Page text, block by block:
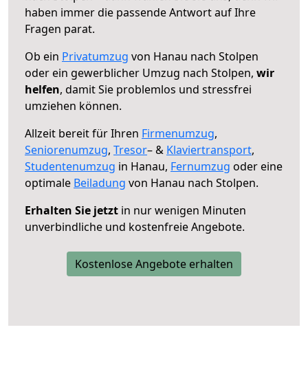
haben immer die passende Antwort auf Ihre
Fragen parat.
Ob ein Privatumzug von Hanau nach Stolpen
oder ein gewerblicher Umzug nach Stolpen, wir
helfen, damit Sie problemlos und stressfrei
umziehen können.
Allzeit bereit für Ihren Firmenumzug,
Seniorenumzug, Tresor– & Klaviertransport,
Studentenumzug in Hanau, Fernumzug oder eine
optimale Beiladung von Hanau nach Stolpen.
Erhalten Sie jetzt in nur wenigen Minuten
unverbindliche und kostenfreie Angebote.
Kostenlose Angebote erhalten